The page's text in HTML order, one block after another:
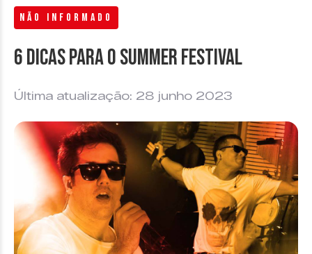
NÃO INFORMADO
6 dicas para o Summer Festival
Última atualização: 28 junho 2023